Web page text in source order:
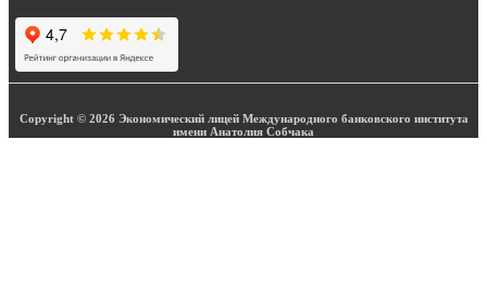
Copyright © 2026 Экономический лицей Международного банковского института
имени Анатолия Собчака